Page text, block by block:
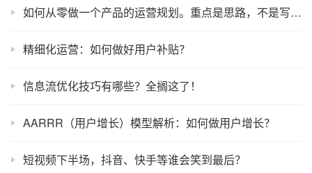
如何从零做一个产品的运营规划。重点是思路，不是写规划
精细化运营：如何做好用户补贴？
信息流优化技巧有哪些？全搁这了！
AARRR（用户增长）模型解析：如何做用户增长？
短视频下半场，抖音、快手等谁会笑到最后？